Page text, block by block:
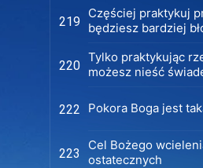
219
Częściej praktykuj
będziesz bardziej
220
Tylko praktykując
możesz nieść
222 Pokora Boga jest
223
Cel Bożego
ostatecznych